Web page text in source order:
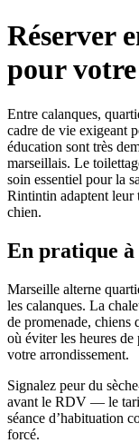
Réserver
pour
Entre calanques,
cadre de vie exigeant
éducation sont très
marseillais. Le
soin essentiel pour la
Rintintin adaptent leur
chien.
En pratique
Marseille alterne
les calanques. La
de promenade,
où éviter les heures de
votre arrondissement.
Signalez peur du
avant le RDV — le
séance d’habituation
forcé.